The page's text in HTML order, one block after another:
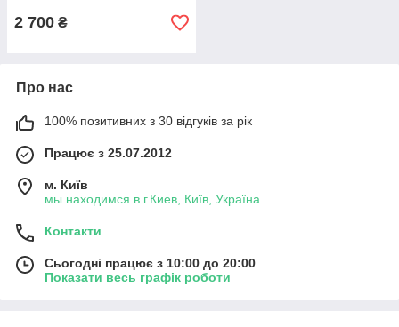
2 700 ₴
Про нас
100% позитивних з 30 відгуків за рік
Працює з 25.07.2012
м. Київ
мы находимся в г.Киев, Київ, Україна
Контакти
Сьогодні працює з 10:00 до 20:00
Показати весь графік роботи